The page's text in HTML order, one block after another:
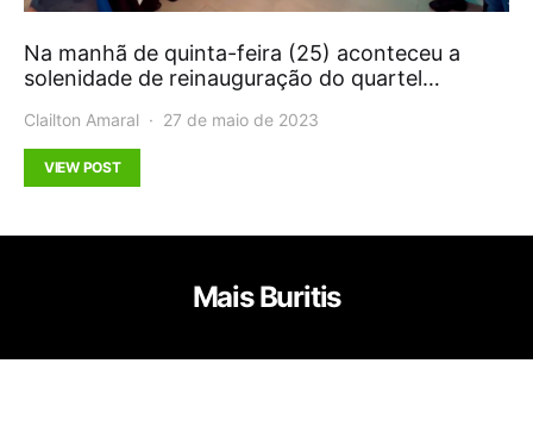
Na manhã de quinta-feira (25) aconteceu a
solenidade de reinauguração do quartel…
Clailton Amaral 27 de maio de 2023
VIEW POST
Mais Buritis